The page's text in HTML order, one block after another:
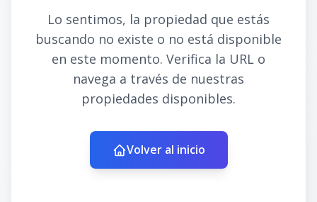
Lo sentimos, la propiedad que estás
buscando no existe o no está disponible
en este momento. Verifica la URL o
navega a través de nuestras
propiedades disponibles.
Volver al inicio